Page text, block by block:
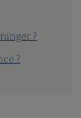
?
?